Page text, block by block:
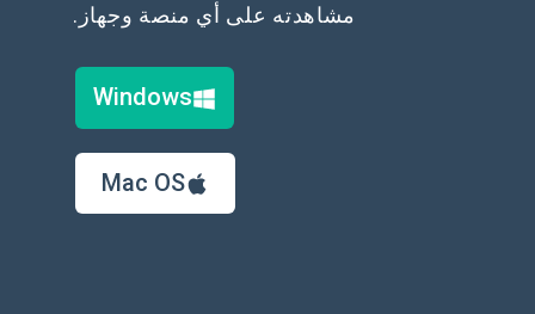
مشاهدته على أي منصة وجهاز.
Windows
Mac OS